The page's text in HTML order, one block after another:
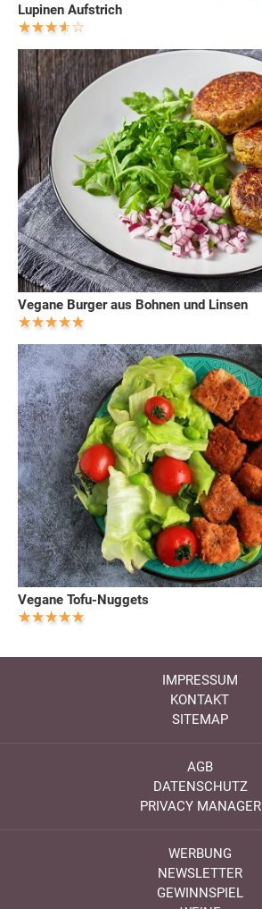
Lupinen Aufstrich
Vegane Burger aus Bohnen und Linsen
Vegane Tofu-Nuggets
IMPRESSUM
KONTAKT
SITEMAP
AGB
DATENSCHUTZ
PRIVACY MANAGER
WERBUNG
NEWSLETTER
GEWINNSPIEL